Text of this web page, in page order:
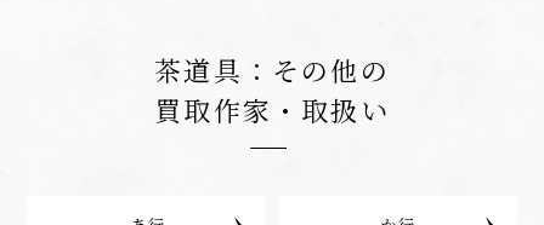
茶道具：その他の
買取作家・取扱い